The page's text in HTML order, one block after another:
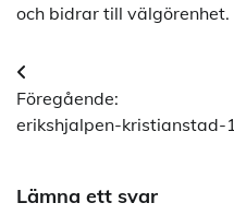
och bidrar till välgörenhet.
Inläggsnavigering
Föregående:
erikshjalpen-kristianstad-1
Lämna ett svar